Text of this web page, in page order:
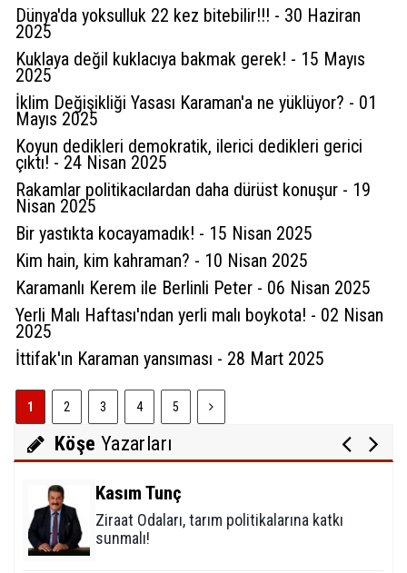
Dünya'da yoksulluk 22 kez bitebilir!!! - 30 Haziran
2025
Kuklaya değil kuklacıya bakmak gerek! - 15 Mayıs
2025
İklim Değişikliği Yasası Karaman'a ne yüklüyor? - 01
Mayıs 2025
Koyun dedikleri demokratik, ilerici dedikleri gerici
çıktı! - 24 Nisan 2025
Rakamlar politikacılardan daha dürüst konuşur - 19
Nisan 2025
Bir yastıkta kocayamadık! - 15 Nisan 2025
Kim hain, kim kahraman? - 10 Nisan 2025
Karamanlı Kerem ile Berlinli Peter - 06 Nisan 2025
Yerli Malı Haftası'ndan yerli malı boykota! - 02 Nisan
2025
İttifak'ın Karaman yansıması - 28 Mart 2025
1 2 3 4 5
Köşe Yazarları
Sultan Akbulut
Karaman 32 yaşında
Mustafa Koçak
Modern çağın putları!
Kasım Tunç
Ziraat Odaları, tarım politikalarına katkı
sunmalı!